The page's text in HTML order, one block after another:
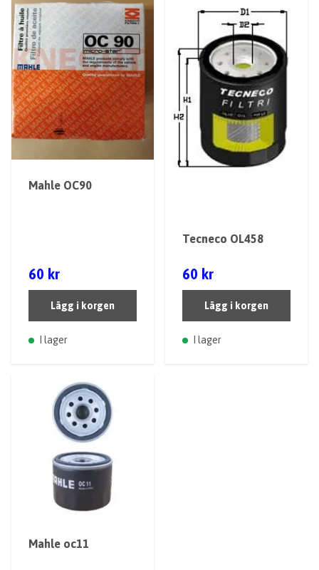
Mahle OC90
60 kr
Lägg i korgen
I lager
Tecneco OL458
60 kr
Lägg i korgen
I lager
Mahle oc11